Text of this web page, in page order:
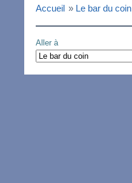
Accueil » Le bar du coin
Aller à